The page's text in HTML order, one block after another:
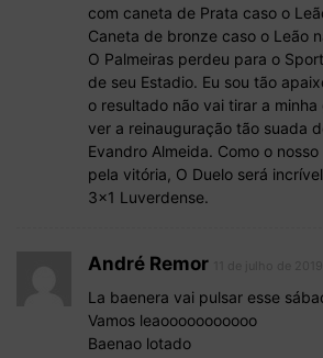
com caneta de Prata caso o
Caneta de bronze caso o Leão
O Palmeiras perdeu para o
de seu Estadio. Eu sou tão
o resultado não vai tirar a
ver a reinauguração tão suada
Evandro Almeida. Como o
pela vitória, O Duelo será
3×1 Luverdense.
André Remor
La baenera vai pulsar esse
Vamos leaooooooooooo
Baenao lotado